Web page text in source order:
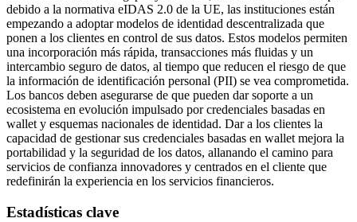
debido a la normativa eIDAS 2.0 de la UE, las instituciones están
empezando a adoptar modelos de identidad descentralizada que
ponen a los clientes en control de sus datos. Estos modelos permiten
una incorporación más rápida, transacciones más fluidas y un
intercambio seguro de datos, al tiempo que reducen el riesgo de que
la información de identificación personal (PII) se vea comprometida.
Los bancos deben asegurarse de que pueden dar soporte a un
ecosistema en evolución impulsado por credenciales basadas en
wallet y esquemas nacionales de identidad. Dar a los clientes la
capacidad de gestionar sus credenciales basadas en wallet mejora la
portabilidad y la seguridad de los datos, allanando el camino para
servicios de confianza innovadores y centrados en el cliente que
redefinirán la experiencia en los servicios financieros.
Estadísticas clave